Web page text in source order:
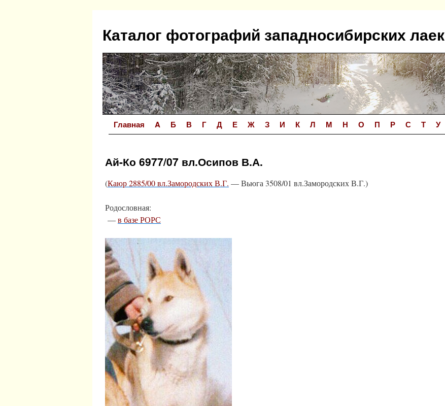
содержимому
Каталог фотографий западносибирских лаек
Главная A Б В Г Д Е Ж З И К Л М Н О П Р С Т У
Ай-Ко 6977/07 вл.Осипов В.А.
(Каюр 2885/00 вл.Замородских В.Г. — Вьюга 3508/01 вл.Замородских В.Г.)
Родословная:
—в базе РОРС